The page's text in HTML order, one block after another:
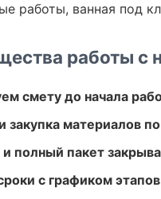
работы, ванная под
работы с
смету до начала
закупка материалов
и полный пакет
с графиком